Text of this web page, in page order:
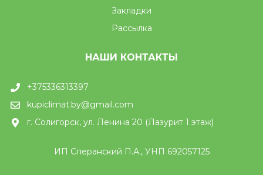
Закладки
Рассылка
НАШИ КОНТАКТЫ
+375336313397
kupiclimat.by@gmail.com
г. Солигорск, ул. Ленина 20 (Лазурит 1 этаж)
ИП Сперанский П.А., УНП 692057125